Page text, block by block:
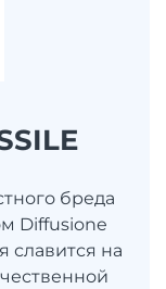
бреда
Diffusione
славится на